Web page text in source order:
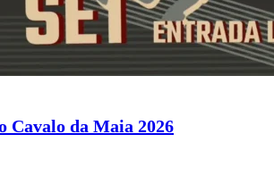
Cavalo da Maia 2026